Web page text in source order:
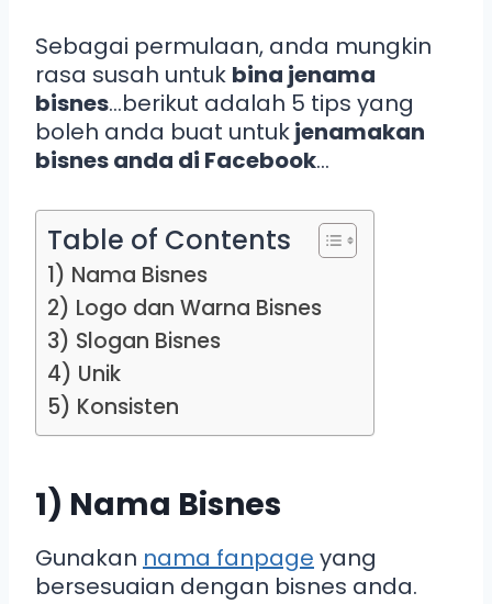
Sebagai permulaan, anda mungkin
rasa susah untuk bina jenama
bisnes…berikut adalah 5 tips yang
boleh anda buat untukjenamakan
bisnes anda di Facebook…
Table of Contents
1) Nama Bisnes
2) Logo dan Warna Bisnes
3) Slogan Bisnes
4) Unik
5) Konsisten
1) Nama Bisnes
Gunakan nama fanpage yang
bersesuaian dengan bisnes anda.